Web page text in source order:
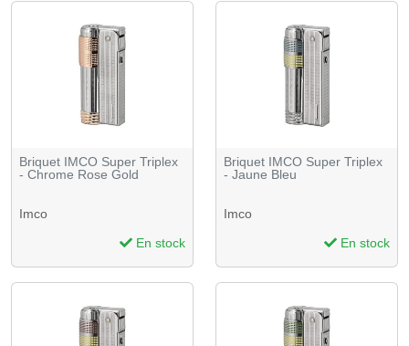
Briquet IMCO Super Triplex
- Chrome Rose Gold
Imco
En stock
Briquet IMCO Super Triplex
- Jaune Bleu
Imco
En stock